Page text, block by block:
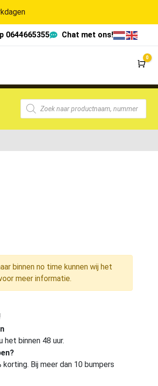
0644665355 Chat met ons!
0
binnen no time kunnen wij het
meer informatie.
binnen 48 uur.
Bij meer dan 10 bumpers